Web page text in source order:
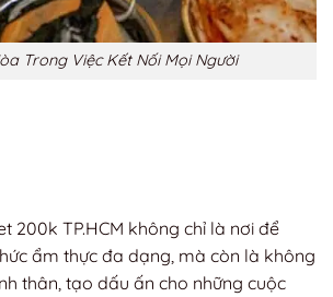
Trong Việc Kết Nối Mọi Người
200k TP.HCM không chỉ là nơi để
ẩm thực đa dạng, mà còn là không
thân, tạo dấu ấn cho những cuộc